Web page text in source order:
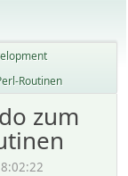
Routinen
zum